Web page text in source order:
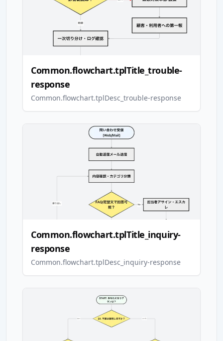
Common.flowchart.tplTitle_trouble-
response
Common.flowchart.tplDesc_trouble-response
Common.flowchart.tplTitle_inquiry-
response
Common.flowchart.tplDesc_inquiry-response